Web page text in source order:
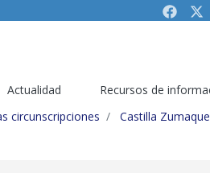
Actualidad
Recursos de
circunscripciones Castilla